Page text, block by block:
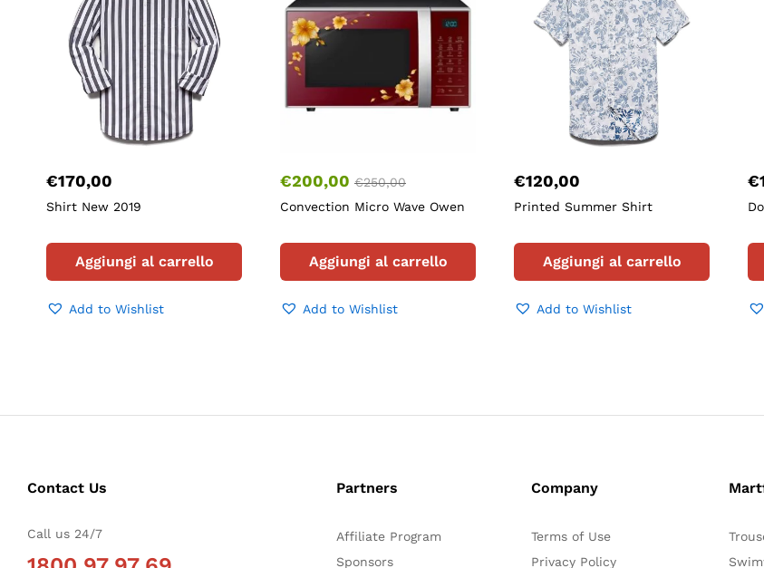
€170,00
Shirt New 2019
Aggiungi al carrello
Add to Wishlist
€200,00 €250,00
Convection Micro Wave Owen
Aggiungi al carrello
Add to Wishlist
€120,00
Printed Summer Shirt
Aggiungi al carrello
Add to Wishlist
€
Contact Us
Call us 24/7
Partners
Affiliate Program
Sponsors
Company
Terms of Use
Privacy Policy